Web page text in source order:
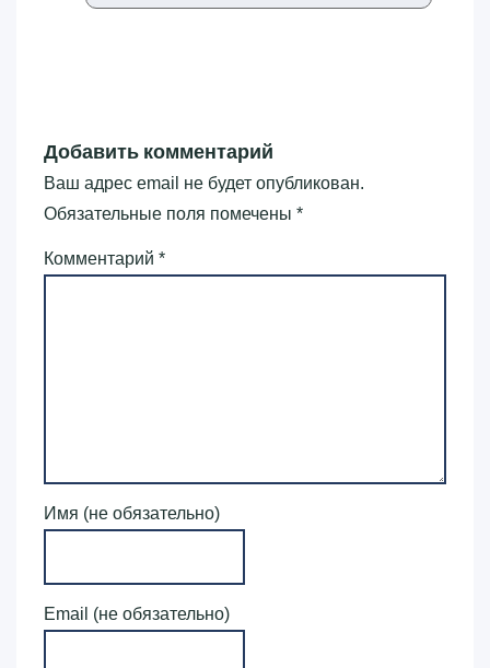
Добавить комментарий
Ваш адрес email не будет опубликован.
Обязательные поля помечены *
Комментарий *
Имя (не обязательно)
Email (не обязательно)